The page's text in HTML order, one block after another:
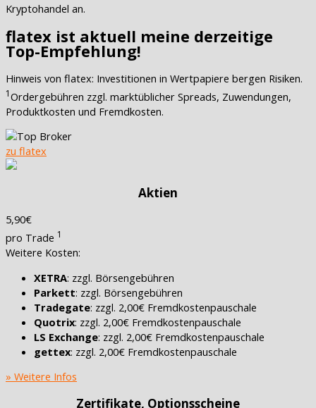
Kryptohandel an.
flatex ist aktuell meine derzeitige
Top-Empfehlung!
Hinweis von flatex: Investitionen in Wertpapiere bergen Risiken.
1Ordergebühren zzgl. marktüblicher Spreads, Zuwendungen,
Produktkosten und Fremdkosten.
zu flatex
Aktien
5,90€
pro Trade 1
Weitere Kosten:
XETRA: zzgl. Börsengebühren
Parkett: zzgl. Börsengebühren
Tradegate: zzgl. 2,00€ Fremdkostenpauschale
Quotrix: zzgl. 2,00€ Fremdkostenpauschale
LS Exchange: zzgl. 2,00€ Fremdkostenpauschale
gettex: zzgl. 2,00€ Fremdkostenpauschale
» Weitere Infos
Zertifikate, Optionsscheine